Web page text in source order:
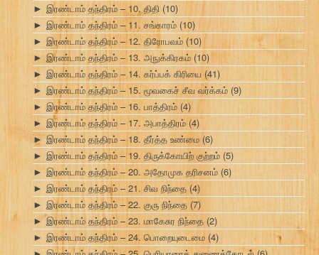
► இரண்டாம் தந்திரம் – 10. திதி (10)
► இரண்டாம் தந்திரம் – 11. சங்காரம் (10)
► இரண்டாம் தந்திரம் – 12. திரோபவம் (10)
► இரண்டாம் தந்திரம் – 13. அநுக்கிரகம் (10)
► இரண்டாம் தந்திரம் – 14. கர்ப்பக் கிரியை (41)
► இரண்டாம் தந்திரம் – 15. மூவகைச் சீவ வர்க்கம் (9)
► இரண்டாம் தந்திரம் – 16. பாத்திரம் (4)
► இரண்டாம் தந்திரம் – 17. அபாத்திரம் (4)
► இரண்டாம் தந்திரம் – 18. தீர்த்த உண்மை (6)
► இரண்டாம் தந்திரம் – 19. திருக்கோயிற் குற்றம் (5)
► இரண்டாம் தந்திரம் – 20. அதோமுக தரிசனம் (6)
► இரண்டாம் தந்திரம் – 21. சிவ நிந்தை (4)
► இரண்டாம் தந்திரம் – 22. குரு நிந்தை (7)
► இரண்டாம் தந்திரம் – 23. மாகேசுர நிந்தை (2)
► இரண்டாம் தந்திரம் – 24. பொறையுடைமை (4)